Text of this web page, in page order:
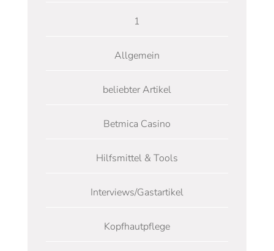
1
Allgemein
beliebter Artikel
Betmica Casino
Hilfsmittel & Tools
Interviews/Gastartikel
Kopfhautpflege